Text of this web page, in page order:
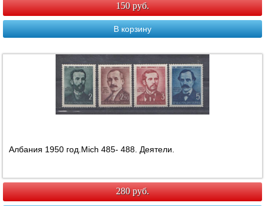
150 руб.
В корзину
Албания 1950 год.Mich 485- 488. Деятели.
280 руб.